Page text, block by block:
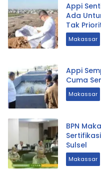
Appi
Ada
Tak
Makassar
Appi
Cuma
Makassar
BPN
Sulsel
Makassar